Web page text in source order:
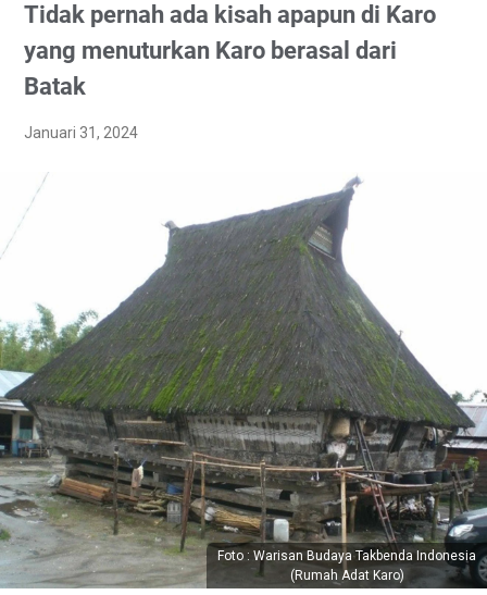
Tidak pernah ada kisah apapun di Karo
yang menuturkan Karo berasal dari
Batak
Januari 31, 2024
Foto : Warisan Budaya Takbenda Indonesia
(Rumah Adat Karo)